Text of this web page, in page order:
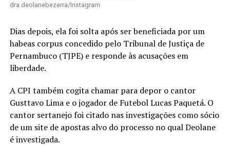
dra.deolanebezerra/Instagram
Dias depois, ela foi solta após ser beneficiada por um
habeas corpus concedido pelo Tribunal de Justiça de
Pernambuco (TJPE) e responde às acusações em
liberdade.
A CPI também cogita chamar para depor o cantor
Gusttavo Lima e o jogador de Futebol Lucas Paquetá. O
cantor sertanejo foi citado nas investigações como sócio
de um site de apostas alvo do processo no qual Deolane
é investigada.